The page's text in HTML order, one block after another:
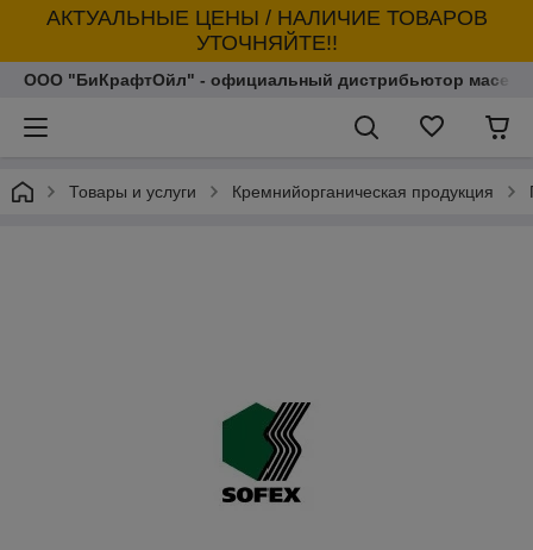
АКТУАЛЬНЫЕ ЦЕНЫ / НАЛИЧИЕ ТОВАРОВ
УТОЧНЯЙТЕ!!
ООО "БиКрафтОйл" - официальный дистрибьютор масел
Товары и услуги Кремнийорганическая продукция